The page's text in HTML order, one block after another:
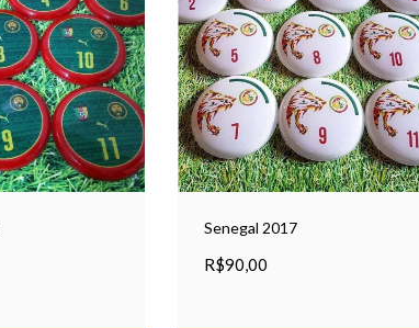
Senegal 2017
R$90,00